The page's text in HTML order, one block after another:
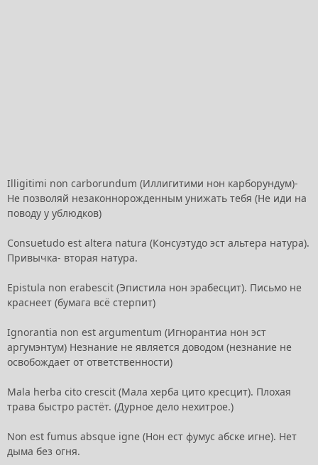
Illigitimi non carborundum (Иллигитими нон карборундум)-
Не позволяй незаконнорожденным унижать тебя (Не иди на
поводу у ублюдков)
Consuetudo est altera natura (Консуэтудо эст альтера натура).
Привычка- вторая натура.
Epistula non erabescit (Эпистила нон эрабесцит). Письмо не
краснеет (бумага всё стерпит)
Ignorantia non est argumentum (Игнорантиа нон эст
аргумэнтум) Незнание не является доводом (незнание не
освобождает от ответственности)
Mala herba cito crescit (Мала херба цито кресцит). Плохая
трава быстро растёт. (Дурное дело нехитрое.)
Non est fumus absque igne (Нон ест фумус абске игне). Нет
дыма без огня.